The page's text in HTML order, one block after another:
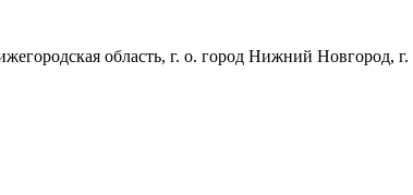
область, г. о. город Нижний Новгород,